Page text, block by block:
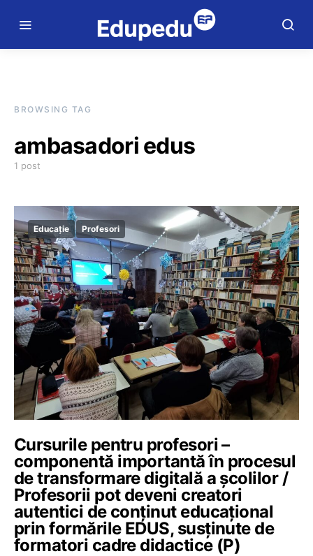
BROWSING TAG
ambasadori edus
1 post
Educație Profesori
Cursurile pentru profesori –
componentă importantă în procesul
de transformare digitală a școlilor /
Profesorii pot deveni creatori
autentici de conținut educațional
prin formările EDUS, susținute de
formatori cadre didactice (P)